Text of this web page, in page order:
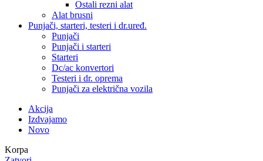
Ostali rezni alat
Alat brusni
Punjači, starteri, testeri i dr.uređ.
Punjači
Punjači i starteri
Starteri
Dc/ac konvertori
Testeri i dr. oprema
Punjači za električna vozila
Akcija
Izdvajamo
Novo
Korpa